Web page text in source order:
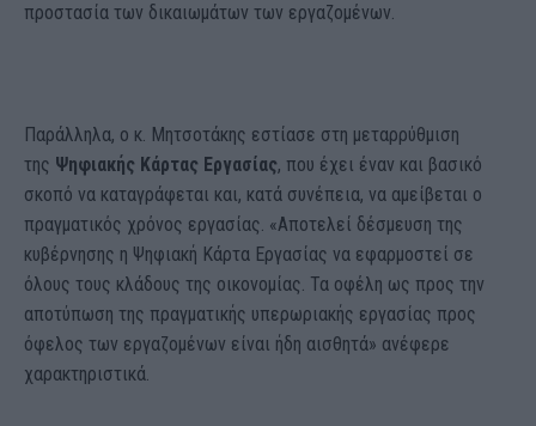
προστασία των δικαιωμάτων των εργαζομένων.
Παράλληλα, ο κ. Μητσοτάκης εστίασε στη μεταρρύθμιση
της Ψηφιακής Κάρτας Εργασίας, που έχει έναν και βασικό
σκοπό να καταγράφεται και, κατά συνέπεια, να αμείβεται ο
πραγματικός χρόνος εργασίας. «Αποτελεί δέσμευση της
κυβέρνησης η Ψηφιακή Κάρτα Εργασίας να εφαρμοστεί σε
όλους τους κλάδους της οικονομίας. Τα οφέλη ως προς την
αποτύπωση της πραγματικής υπερωριακής εργασίας προς
όφελος των εργαζομένων είναι ήδη αισθητά» ανέφερε
χαρακτηριστικά.